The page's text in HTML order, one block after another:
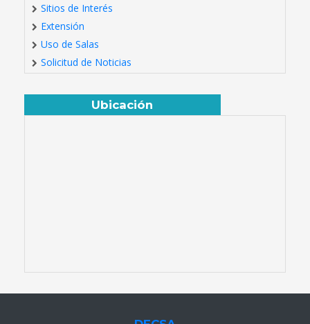
Sitios de Interés
Extensión
Uso de Salas
Solicitud de Noticias
Ubicación